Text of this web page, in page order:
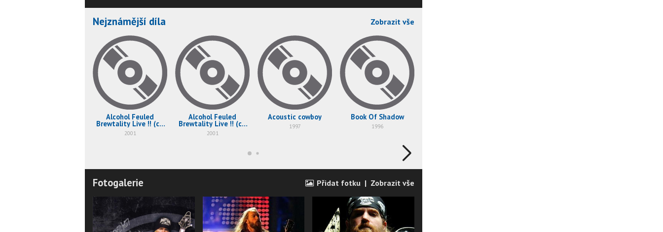
Nejznámější díla Zobrazit vše
Alcohol Feuled
Brewtality Live !! (cd
2)
2001
Alcohol Feuled
Brewtality Live !! (cd
1)
2001
Acoustic cowboy
1997
Book Of Shadow
1996
Fotogalerie Přidat fotku | Zobrazit vše